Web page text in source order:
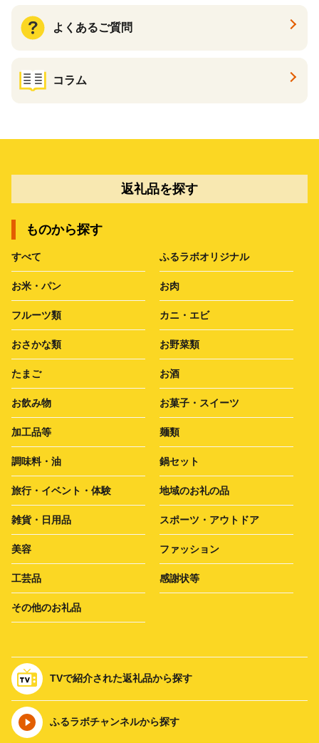
よくあるご質問
コラム
返礼品を探す
ものから探す
すべて ふるラボオリジナル
お米・パン お肉
フルーツ類 カニ・エビ
おさかな類 お野菜類
たまご お酒
お飲み物 お菓子・スイーツ
加工品等 麺類
調味料・油 鍋セット
旅行・イベント・体験 地域のお礼の品
雑貨・日用品 スポーツ・アウトドア
美容 ファッション
工芸品 感謝状等
その他のお礼品
TVで紹介された返礼品から探す
ふるラボチャンネルから探す